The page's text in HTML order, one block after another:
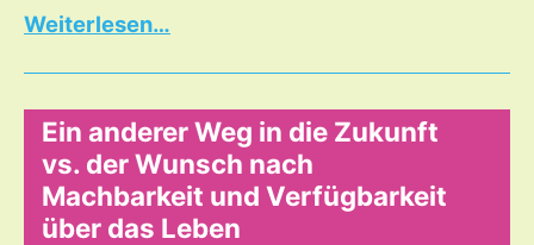
…
Blick
Europa
Ein anderer Weg in die Zukunft
vs. der Wunsch nach
Machbarkeit und Verfügbarkeit
über das Leben